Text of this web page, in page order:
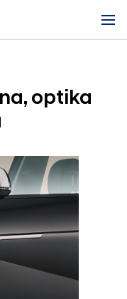
optika